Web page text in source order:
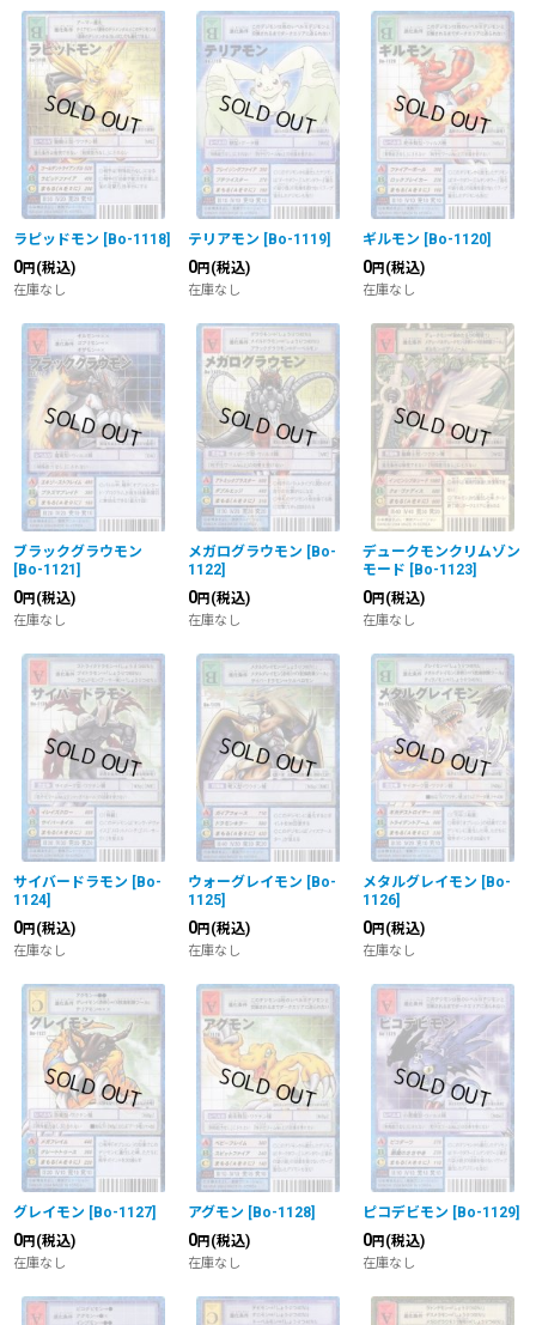
ラピッドモン [Bo-1118]
0円 (税込)
在庫なし
テリアモン [Bo-1119]
0円 (税込)
在庫なし
ギルモン [Bo-1120]
0円 (税込)
在庫なし
ブラックグラウモン
[Bo-1121]
0円 (税込)
在庫なし
メガログラウモン [Bo-
1122]
0円 (税込)
在庫なし
デュークモンクリムゾン
モード [Bo-1123]
0円 (税込)
在庫なし
サイバードラモン [Bo-
1124]
0円 (税込)
在庫なし
ウォーグレイモン [Bo-
1125]
0円 (税込)
在庫なし
メタルグレイモン [Bo-
1126]
0円 (税込)
在庫なし
グレイモン [Bo-1127]
0円 (税込)
在庫なし
アグモン [Bo-1128]
0円 (税込)
在庫なし
ピコデビモン [Bo-1129]
0円 (税込)
在庫なし